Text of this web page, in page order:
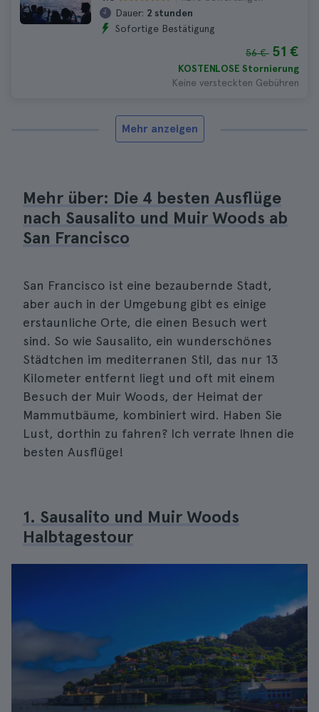
Dauer: 2 stunden
Sofortige Bestätigung
56 € 51 €
KOSTENLOSE Stornierung
Keine versteckten Gebühren
Mehr anzeigen
Mehr über: Die 4 besten Ausflüge
nach Sausalito und Muir Woods ab
San Francisco
San Francisco ist eine bezaubernde Stadt,
aber auch in der Umgebung gibt es einige
erstaunliche Orte, die einen Besuch wert
sind. So wie Sausalito, ein wunderschönes
Städtchen im mediterranen Stil, das nur 13
Kilometer entfernt liegt und oft mit einem
Besuch der Muir Woods, der Heimat der
Mammutbäume, kombiniert wird. Haben Sie
Lust, dorthin zu fahren? Ich verrate Ihnen die
besten Ausflüge!
1. Sausalito und Muir Woods
Halbtagestour